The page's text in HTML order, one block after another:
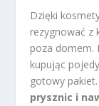
Dzięki
rezygnować z
poza domem.
kupując
gotowy
prysznic i